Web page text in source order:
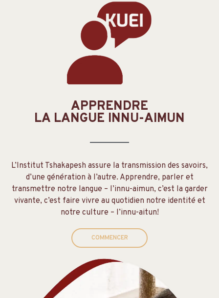
APPRENDRE
LA LANGUE INNU-AIMUN
L’Institut Tshakapesh assure la transmission des savoirs,
d’une génération à l’autre. Apprendre, parler et
transmettre notre langue – l’innu-aimun, c’est la garder
vivante, c’est faire vivre au quotidien notre identité et
notre culture – l’innu-aitun!
COMMENCER